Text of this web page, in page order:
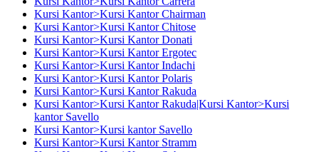
Kursi Kantor>Kursi Kantor Chairman
Kursi Kantor>Kursi Kantor Chitose
Kursi Kantor>Kursi Kantor Donati
Kursi Kantor>Kursi Kantor Ergotec
Kursi Kantor>Kursi Kantor Indachi
Kursi Kantor>Kursi Kantor Polaris
Kursi Kantor>Kursi Kantor Rakuda
Kursi Kantor>Kursi Kantor Rakuda|Kursi Kantor>Kursi
kantor Savello
Kursi Kantor>Kursi kantor Savello
Kursi Kantor>Kursi Kantor Stramm